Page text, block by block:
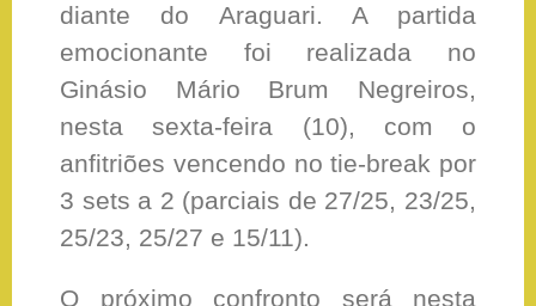
diante do Araguari. A partida
emocionante foi realizada no
Ginásio Mário Brum Negreiros,
nesta sexta-feira (10), com o
anfitriões vencendo no tie-break por
3 sets a 2 (parciais de 27/25, 23/25,
25/23, 25/27 e 15/11).
O próximo confronto será nesta